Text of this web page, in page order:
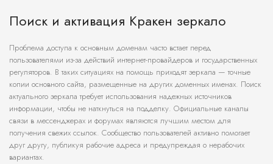
Поиск и активация Кракен зеркало
Проблема доступа к основным доменам часто встает перед
пользователями из-за действий интернет-провайдеров и государственных
регуляторов. В таких ситуациях на помощь приходят зеркала — точные
копии основного сайта, размещенные на других доменных именах. Поиск
актуального зеркала требует использования надежных источников
информации, чтобы не наткнуться на подделку. Официальные каналы
связи в мессенджерах и форумах являются лучшим местом для
получения свежих ссылок. Сообщество пользователей активно помогает
друг другу, публикуя рабочие адреса и предупреждая о нерабочих
вариантах.